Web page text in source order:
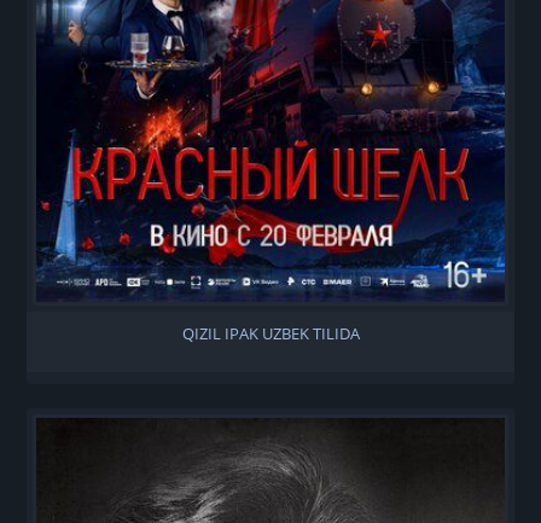
QIZIL IPAK UZBEK TILIDA